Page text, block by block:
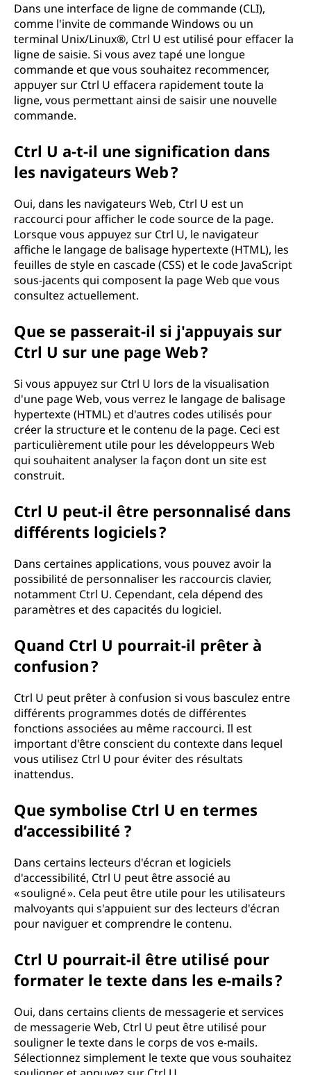
Dans une interface de ligne de commande (CLI),
comme l'invite de commande Windows ou un
terminal Unix/Linux®, Ctrl U est utilisé pour effacer la
ligne de saisie. Si vous avez tapé une longue
commande et que vous souhaitez recommencer,
appuyer sur Ctrl U effacera rapidement toute la
ligne, vous permettant ainsi de saisir une nouvelle
commande.
Ctrl U a-t-il une signification dans
les navigateurs Web ?
Oui, dans les navigateurs Web, Ctrl U est un
raccourci pour afficher le code source de la page.
Lorsque vous appuyez sur Ctrl U, le navigateur
affiche le langage de balisage hypertexte (HTML), les
feuilles de style en cascade (CSS) et le code JavaScript
sous-jacents qui composent la page Web que vous
consultez actuellement.
Que se passerait-il si j'appuyais sur
Ctrl U sur une page Web ?
Si vous appuyez sur Ctrl U lors de la visualisation
d'une page Web, vous verrez le langage de balisage
hypertexte (HTML) et d'autres codes utilisés pour
créer la structure et le contenu de la page. Ceci est
particulièrement utile pour les développeurs Web
qui souhaitent analyser la façon dont un site est
construit.
Ctrl U peut-il être personnalisé dans
différents logiciels ?
Dans certaines applications, vous pouvez avoir la
possibilité de personnaliser les raccourcis clavier,
notamment Ctrl U. Cependant, cela dépend des
paramètres et des capacités du logiciel.
Quand Ctrl U pourrait-il prêter à
confusion ?
Ctrl U peut prêter à confusion si vous basculez entre
différents programmes dotés de différentes
fonctions associées au même raccourci. Il est
important d'être conscient du contexte dans lequel
vous utilisez Ctrl U pour éviter des résultats
inattendus.
Que symbolise Ctrl U en termes
d’accessibilité ?
Dans certains lecteurs d'écran et logiciels
d'accessibilité, Ctrl U peut être associé au
« souligné ». Cela peut être utile pour les utilisateurs
malvoyants qui s'appuient sur des lecteurs d'écran
pour naviguer et comprendre le contenu.
Ctrl U pourrait-il être utilisé pour
formater le texte dans les e-mails ?
Oui, dans certains clients de messagerie et services
de messagerie Web, Ctrl U peut être utilisé pour
souligner le texte dans le corps de vos e-mails.
Sélectionnez simplement le texte que vous souhaitez